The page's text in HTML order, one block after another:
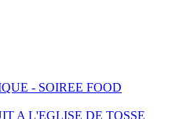
- SOIREE FOOD
A L'EGLISE DE TOSSE